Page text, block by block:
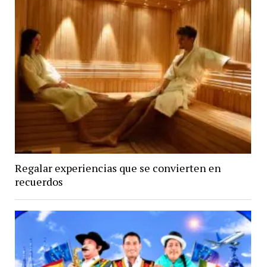
Regalar experiencias que se convierten en
recuerdos